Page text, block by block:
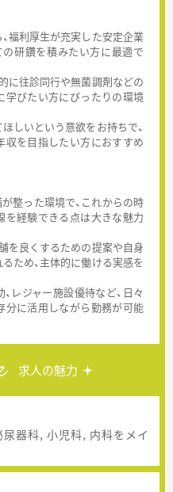
福利厚生が充実した安定企業
の研鑽を積みたい方に最適で
に往診同行や無菌調剤などの
学びたい方にぴったりの環境
しいという意欲をお持ちで、
収を目指したい方におすすめ
整った環境で、これからの時
経験できる点は大きな魅力
を良くするための提案や自身
ため、主体的に働ける実感を
レジャー施設優待など、日々
分に活用しながら勤務が可能
求人の魅力
器科, 小児科, 内科をメイ